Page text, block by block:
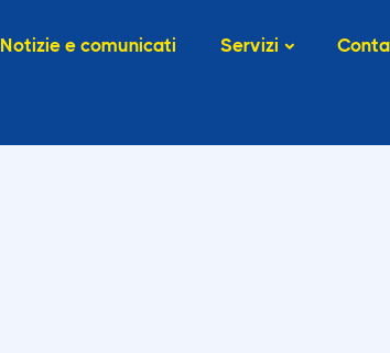
Notizie e comunicati Servizi